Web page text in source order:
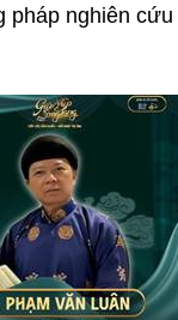
nghiên